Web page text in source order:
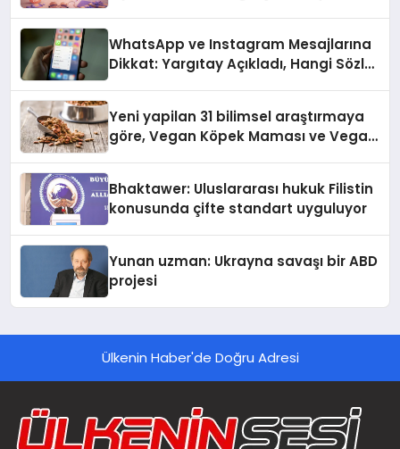
WhatsApp ve Instagram Mesajlarına
Dikkat: Yargıtay Açıkladı, Hangi Sözler
Yeni yapilan 31 bilimsel araştırmaya
göre, Vegan Köpek Maması ve Vegan
Bhaktawer: Uluslararası hukuk Filistin
konusunda çifte standart uyguluyor
Yunan uzman: Ukrayna savaşı bir ABD
projesi
Ülkenin Haber'de Doğru Adresi